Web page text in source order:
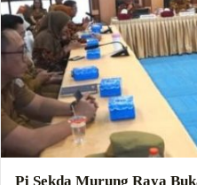
Pj Sekda Murung Raya